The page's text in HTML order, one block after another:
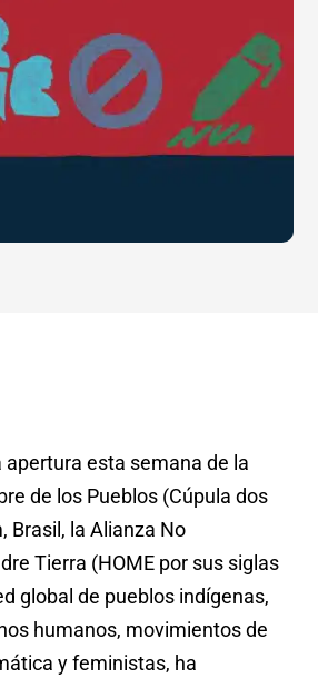
apertura esta semana de la
de los Pueblos (Cúpula dos
Brasil, la Alianza No
Tierra (HOME por sus siglas
global de pueblos indígenas,
humanos, movimientos de
y feministas, ha